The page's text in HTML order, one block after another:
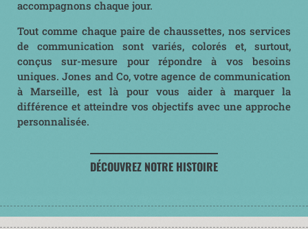
accompagnons chaque jour.
Tout comme chaque paire de chaussettes, nos services
de communication sont variés, colorés et, surtout,
conçus sur-mesure pour répondre à vos besoins
uniques. Jones and Co, votre agence de communication
à Marseille, est là pour vous aider à marquer la
différence et atteindre vos objectifs avec une approche
personnalisée.
DÉCOUVREZ NOTRE HISTOIRE